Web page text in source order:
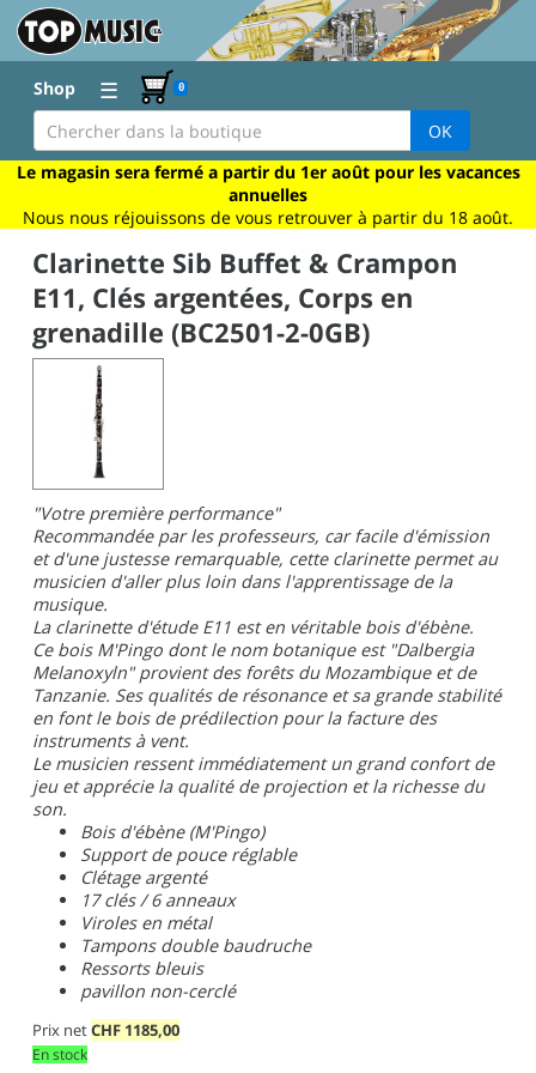
Shop ☰ 0
OK
Le magasin sera fermé a partir du 1er août pour les vacances
annuelles
Nous nous réjouissons de vous retrouver à partir du 18 août.
Clarinette Sib Buffet & Crampon
E11, Clés argentées, Corps en
grenadille (BC2501-2-0GB)
"Votre première performance"
Recommandée par les professeurs, car facile d'émission
et d'une justesse remarquable, cette clarinette permet au
musicien d'aller plus loin dans l'apprentissage de la
musique.
La clarinette d'étude E11 est en véritable bois d'ébène.
Ce bois M'Pingo dont le nom botanique est "Dalbergia
Melanoxyln" provient des forêts du Mozambique et de
Tanzanie. Ses qualités de résonance et sa grande stabilité
en font le bois de prédilection pour la facture des
instruments à vent.
Le musicien ressent immédiatement un grand confort de
jeu et apprécie la qualité de projection et la richesse du
son.
Bois d'ébène (M'Pingo)
Support de pouce réglable
Clétage argenté
17 clés / 6 anneaux
Viroles en métal
Tampons double baudruche
Ressorts bleuis
pavillon non-cerclé
Prix netCHF 1185,00
En stock